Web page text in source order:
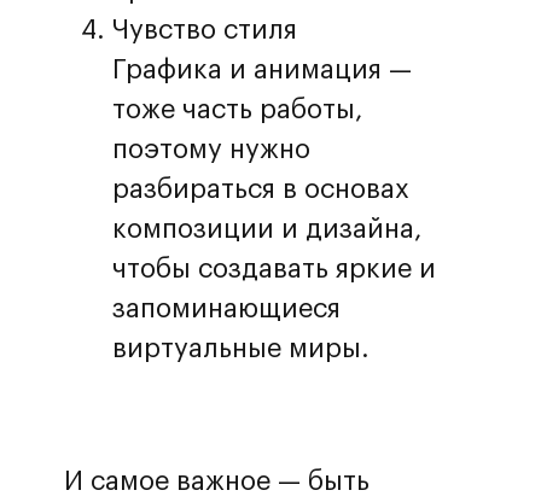
Чувство стиля
Графика и анимация —
тоже часть работы,
поэтому нужно
разбираться в основах
композиции и дизайна,
чтобы создавать яркие и
запоминающиеся
виртуальные миры.
И самое важное — быть